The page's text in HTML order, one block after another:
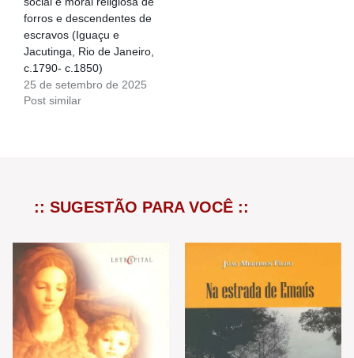
forros e descendentes de
escravos (Iguaçu e
Jacutinga, Rio de Janeiro,
c.1790- c.1850)
25 de setembro de 2025
Post similar
:: SUGESTÃO PARA VOCÊ ::